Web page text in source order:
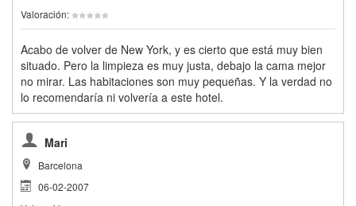
Valoración:
Acabo de volver de New York, y es cierto que está muy bien
situado. Pero la limpieza es muy justa, debajo la cama mejor
no mirar. Las habitaciones son muy pequeñas. Y la verdad no
lo recomendaría ni volvería a este hotel.
Mari
Barcelona
06-02-2007